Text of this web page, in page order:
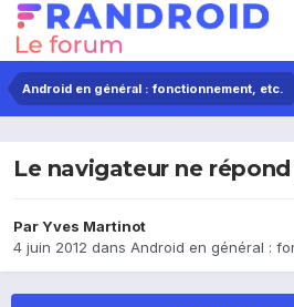
Android en général : fonctionnement, etc.
Le navigateur ne
ParYves Martinot
4 juin 2012 dans Android en général :